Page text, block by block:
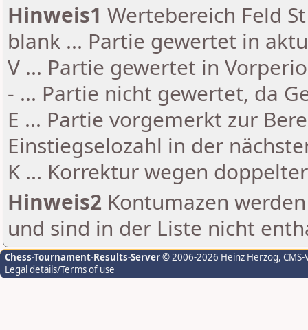
Hinweis1 Wertebereich Feld
blank ... Partie gewertet in
V ... Partie gewertet in
- ... Partie nicht gewertet, da
E ... Partie vorgemerkt zur
Einstiegselozahl in der
K ... Korrektur wegen
Hinweis2 Kontumazen
und sind in der Liste nicht
Chess-Tournament-Results-Server© 2006-2026 Heinz Herzog,
Legal details/Terms of use